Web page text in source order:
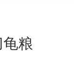
粮